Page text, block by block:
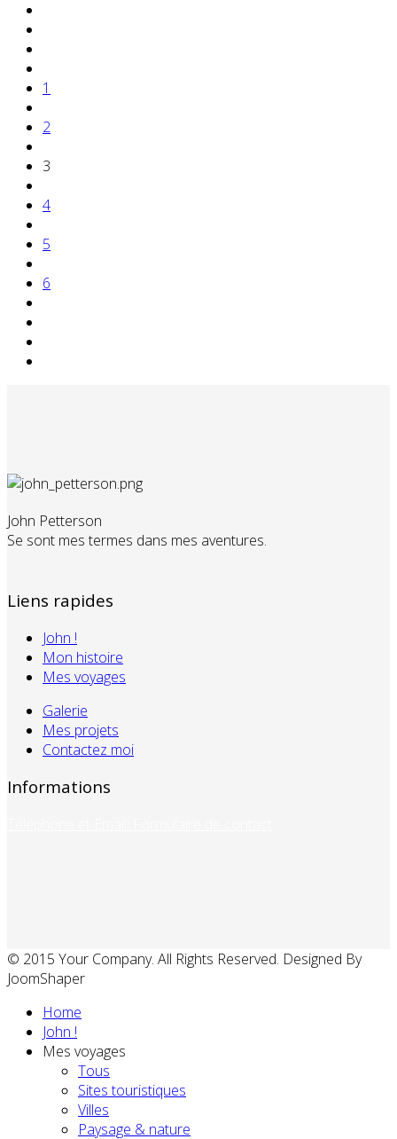
1
2
3
4
5
6
John Petterson
Se sont mes termes dans mes aventures.
Liens rapides
John !
Mon histoire
Mes voyages
Galerie
Mes projets
Contactez moi
Informations
© 2015 Your Company. All Rights Reserved. Designed By
JoomShaper
Home
John !
Mes voyages
Tous
Sites touristiques
Villes
Paysage & nature